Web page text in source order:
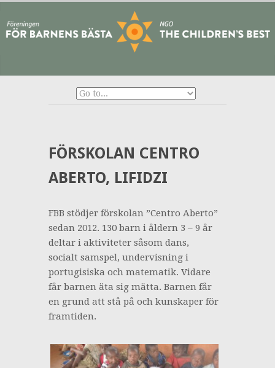
FÖRSKOLAN CENTRO
ABERTO, LIFIDZI
FBB stödjer förskolan ”Centro Aberto”
sedan 2012. 130 barn i åldern 3 – 9 år
deltar i aktiviteter såsom dans,
socialt samspel, undervisning i
portugisiska och matematik. Vidare
får barnen äta sig mätta. Barnen får
en grund att stå på och kunskaper för
framtiden.